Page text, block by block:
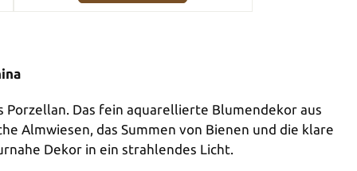
Porzellan. Das fein aquarellierte Blumendekor aus
Almwiesen, das Summen von Bienen und die klare
Dekor in ein strahlendes Licht.